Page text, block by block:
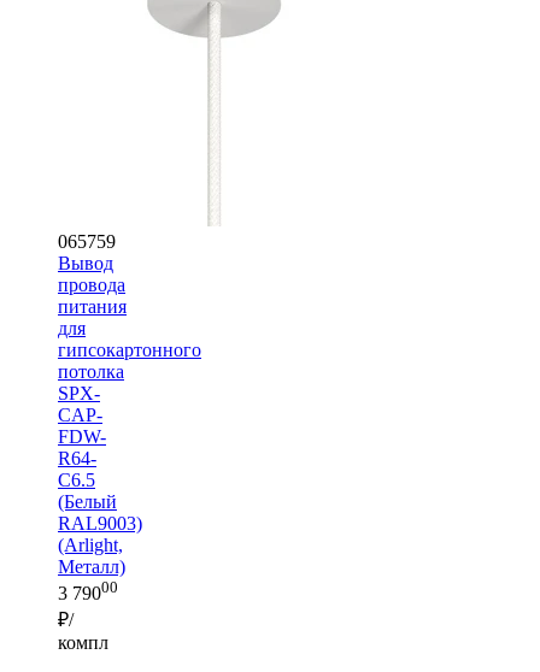
065759
Вывод
провода
питания
для
гипсокартонного
потолка
SPX-
CAP-
FDW-
R64-
C6.5
(Белый
RAL9003)
(Arlight,
Металл)
3 79000
₽/
компл